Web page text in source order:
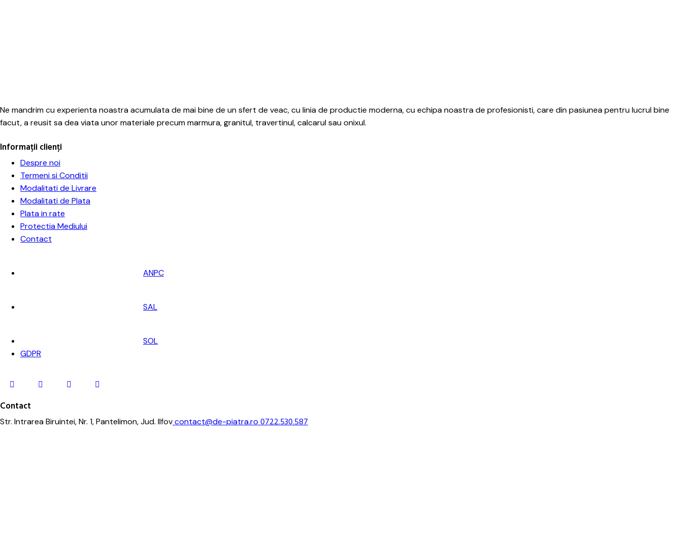
Ne mandrim cu experienta noastra acumulata de mai bine de un sfert de veac, cu linia de productie moderna, cu echipa noastra de profesionisti, care din pasiunea pentru lucrul bine
facut, a reusit sa dea viata unor materiale precum marmura, granitul, travertinul, calcarul sau onixul.
Informații clienți
Despre noi
Termeni si Conditii
Modalitati de Livrare
Modalitati de Plata
Plata in rate
Protectia Mediului
Contact
ANPC
SAL
SOL
GDPR
Contact
Str. Intrarea Biruintei, Nr. 1, Pantelimon, Jud. Ilfovcontact@de-piatra.ro 0722.530.587